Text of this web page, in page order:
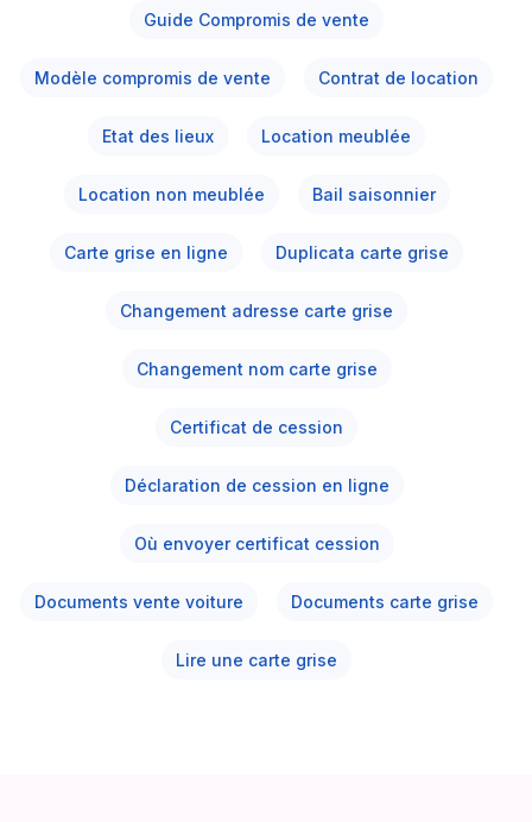
Guide Compromis de vente
Modèle compromis de vente Contrat de location
Etat des lieux Location meublée
Location non meublée Bail saisonnier
Carte grise en ligne Duplicata carte grise
Changement adresse carte grise
Changement nom carte grise
Certificat de cession
Déclaration de cession en ligne
Où envoyer certificat cession
Documents vente voiture Documents carte grise
Lire une carte grise